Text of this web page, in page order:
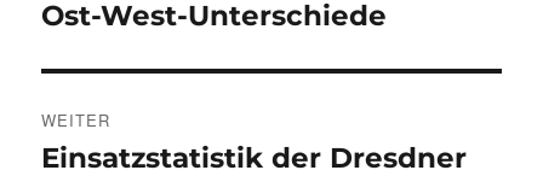
Ost-West-Unterschiede
WEITER
Nächster
Einsatzstatistik der Dresdner